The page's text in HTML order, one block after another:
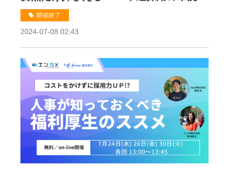
化と法改正 2024年-2025年版セミナー
開催終了
2024-07-08 02:43